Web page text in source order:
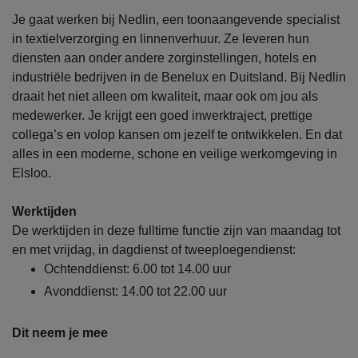
Je gaat werken bij Nedlin, een toonaangevende specialist
in textielverzorging en linnenverhuur. Ze leveren hun
diensten aan onder andere zorginstellingen, hotels en
industriële bedrijven in de Benelux en Duitsland. Bij Nedlin
draait het niet alleen om kwaliteit, maar ook om jou als
medewerker. Je krijgt een goed inwerktraject, prettige
collega’s en volop kansen om jezelf te ontwikkelen. En dat
alles in een moderne, schone en veilige werkomgeving in
Elsloo.
Werktijden
De werktijden in deze fulltime functie zijn van maandag tot
en met vrijdag, in dagdienst of tweeploegendienst:
Ochtenddienst: 6.00 tot 14.00 uur
Avonddienst: 14.00 tot 22.00 uur
Dit neem je mee